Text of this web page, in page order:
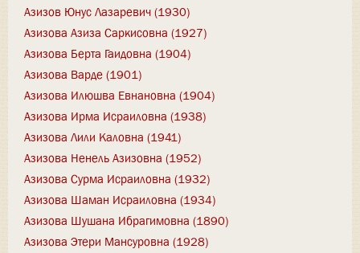
Азизов Юнус Лазаревич (1930)
Азизова Азиза Саркисовна (1927)
Азизова Берта Гаидовна (1904)
Азизова Варде (1901)
Азизова Илюшва Евнановна (1904)
Азизова Ирма Исраиловна (1938)
Азизова Лили Каловна (1941)
Азизова Ненель Азизовна (1952)
Азизова Сурма Исраиловна (1932)
Азизова Шаман Исраиловна (1934)
Азизова Шушана Ибрагимовна (1890)
Азизова Этери Мансуровна (1928)